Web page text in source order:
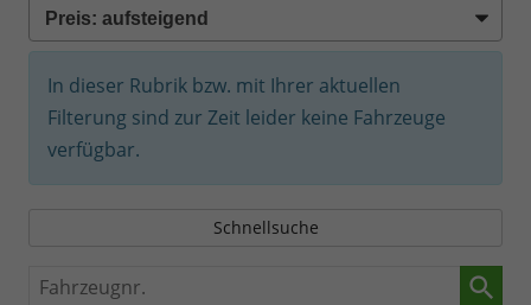
In dieser Rubrik bzw. mit Ihrer aktuellen
Filterung sind zur Zeit leider keine Fahrzeuge
verfügbar.
Schnellsuche
Fahrzeugnr.